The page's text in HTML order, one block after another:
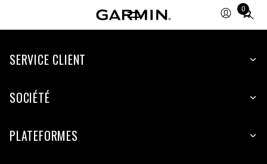
0
Total
items
cart:
SERVICE CLIENT
SOCIÉTÉ
PLATEFORMES